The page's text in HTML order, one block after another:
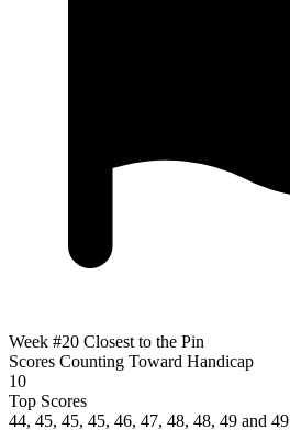
Week #20 Closest to the Pin
Scores Counting Toward Handicap
10
Top Scores
44, 45, 45, 45, 46, 47, 48, 48, 49 and 49